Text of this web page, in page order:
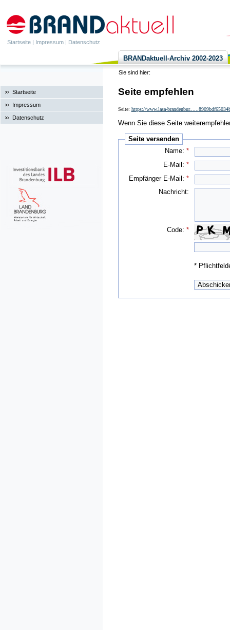
Startseite | Impressum | Datenschutz
BRANDaktuell-Archiv 2002-2023
Sie sind hier:
Startseite
Impressum
Datenschutz
Seite empfehlen
Seite: https://www.lasa-
Wenn Sie diese Seite
Seite versenden
Name:*
E-Mail:*
Empfänger E-Mail:*
Nachricht:
Code:*
*